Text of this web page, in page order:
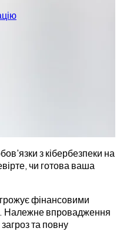
з кібербезпеки на
чи готова ваша
фінансовими
Належне впровадження
та повну